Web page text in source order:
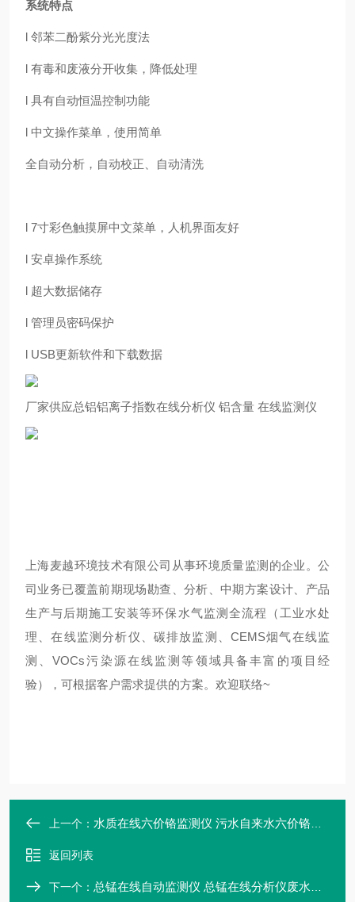
系统特点
l 邻苯二酚紫分光光度法
l 有毒和废液分开收集，降低处理
l 具有自动恒温控制功能
l 中文操作菜单，使用简单
全自动分析，自动校正、自动清洗
l 7寸彩色触摸屏中文菜单，人机界面友好
l 安卓操作系统
l 超大数据储存
l 管理员密码保护
l USB更新软件和下载数据
厂家供应总铝铝离子指数在线分析仪 铝含量 在线监测仪
上海麦越环境技术有限公司从事环境质量监测的企业。公
司业务已覆盖前期现场勘查、分析、中期方案设计、产品
生产与后期施工安装等环保水气监测全流程（工业水处
理、在线监测分析仪、碳排放监测、CEMS烟气在线监
测、VOCs污染源在线监测等领域具备丰富的项目经
验），可根据客户需求提供的方案。欢迎联络~
上一个： 水质在线六价铬监测仪 污水自来水六价铬自动分析仪厂家上海麦越
返回列表
下一个： 总锰在线自动监测仪 总锰在线分析仪废水污水锰离子在线实时检测